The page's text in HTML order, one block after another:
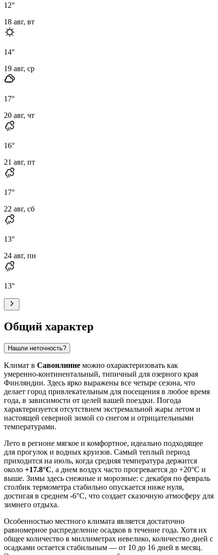
12°
18 авг, вт
14°
19 авг, ср
17°
20 авг, чт
16°
21 авг, пт
17°
22 авг, сб
13°
24 авг, пн
13°
Общий характер
Нашли неточность?
Климат в Савонлинне можно охарактеризовать как
умеренно-континентальный, типичный для озерного края
Финляндии. Здесь ярко выражены все четыре сезона, что
делает город привлекательным для посещения в любое время
года, в зависимости от целей вашей поездки. Погода
характеризуется отсутствием экстремальной жары летом и
настоящей северной зимой со снегом и отрицательными
температурами.
Лето в регионе мягкое и комфортное, идеально подходящее
для прогулок и водных круизов. Самый теплый период
приходится на июль, когда средняя температура держится
около +17.8°C, а днем воздух часто прогревается до +20°C и
выше. Зимы здесь снежные и морозные: с декабря по февраль
столбик термометра стабильно опускается ниже нуля,
достигая в среднем -6°C, что создает сказочную атмосферу для
зимнего отдыха.
Особенностью местного климата является достаточно
равномерное распределение осадков в течение года. Хотя их
общее количество в миллиметрах невелико, количество дней с
осадками остается стабильным — от 10 до 16 дней в месяц.